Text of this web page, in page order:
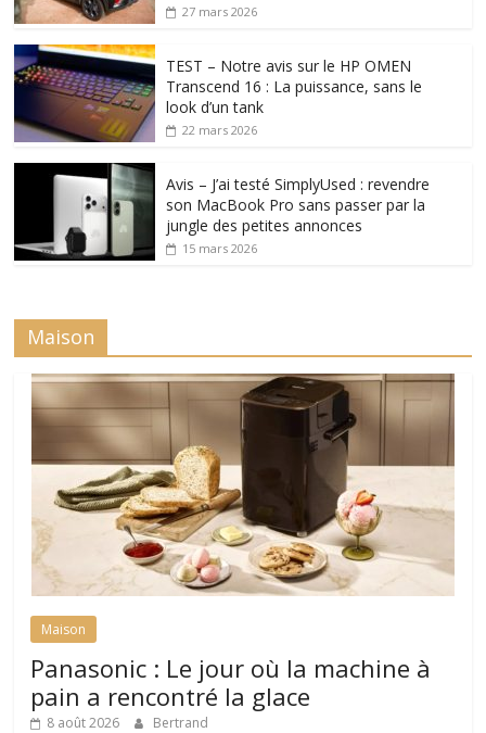
27 mars 2026
TEST – Notre avis sur le HP OMEN
Transcend 16 : La puissance, sans le
look d’un tank
22 mars 2026
Avis – J’ai testé SimplyUsed : revendre
son MacBook Pro sans passer par la
jungle des petites annonces
15 mars 2026
Maison
Maison
Panasonic : Le jour où la machine à
pain a rencontré la glace
8 août 2026 Bertrand